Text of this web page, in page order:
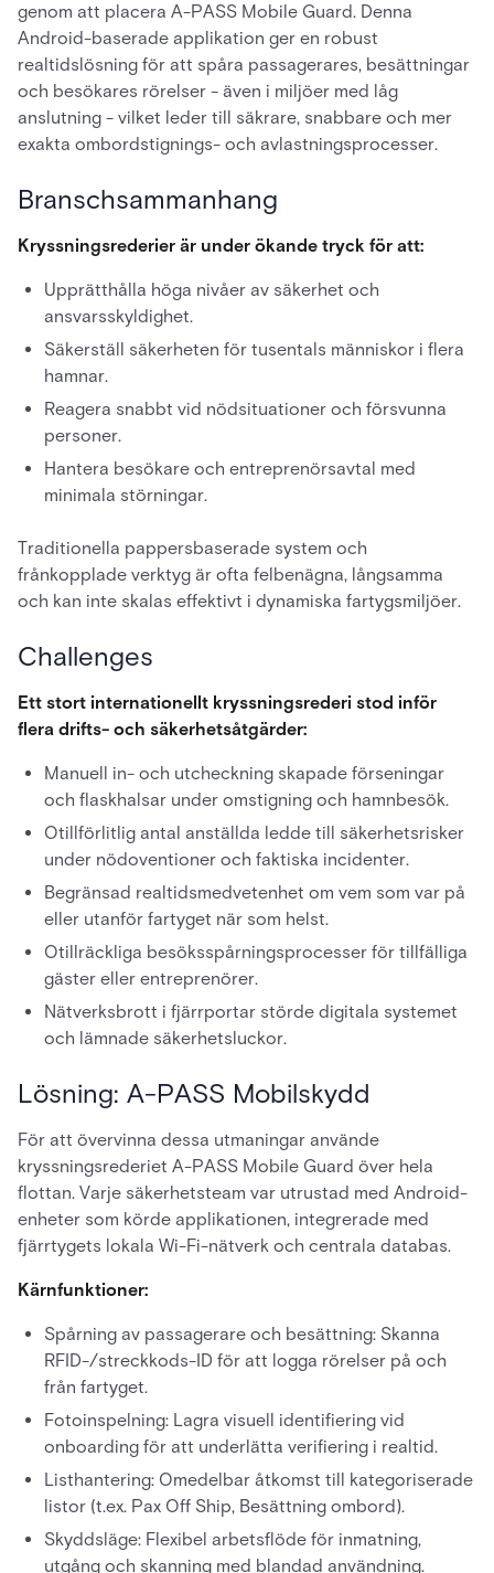
genom att placera A-PASS Mobile Guard. Denna
Android-baserade applikation ger en robust
realtidslösning för att spåra passagerares, besättningar
och besökares rörelser - även i miljöer med låg
anslutning - vilket leder till säkrare, snabbare och mer
exakta ombordstignings- och avlastningsprocesser.
Branschsammanhang
Kryssningsrederier är under ökande tryck för att:
Upprätthålla höga nivåer av säkerhet och
ansvarsskyldighet.
Säkerställ säkerheten för tusentals människor i flera
hamnar.
Reagera snabbt vid nödsituationer och försvunna
personer.
Hantera besökare och entreprenörsavtal med
minimala störningar.
Traditionella pappersbaserade system och
frånkopplade verktyg är ofta felbenägna, långsamma
och kan inte skalas effektivt i dynamiska fartygsmiljöer.
Challenges
Ett stort internationellt kryssningsrederi stod inför
flera drifts- och säkerhetsåtgärder:
Manuell in- och utcheckning skapade förseningar
och flaskhalsar under omstigning och hamnbesök.
Otillförlitlig antal anställda ledde till säkerhetsrisker
under nödoventioner och faktiska incidenter.
Begränsad realtidsmedvetenhet om vem som var på
eller utanför fartyget när som helst.
Otillräckliga besöksspårningsprocesser för tillfälliga
gäster eller entreprenörer.
Nätverksbrott i fjärrportar störde digitala systemet
och lämnade säkerhetsluckor.
Lösning: A-PASS Mobilskydd
För att övervinna dessa utmaningar använde
kryssningsrederiet A-PASS Mobile Guard över hela
flottan. Varje säkerhetsteam var utrustad med Android-
enheter som körde applikationen, integrerade med
fjärrtygets lokala Wi-Fi-nätverk och centrala databas.
Kärnfunktioner:
Spårning av passagerare och besättning: Skanna
RFID-/streckkods-ID för att logga rörelser på och
från fartyget.
Fotoinspelning: Lagra visuell identifiering vid
onboarding för att underlätta verifiering i realtid.
Listhantering: Omedelbar åtkomst till kategoriserade
listor (t.ex. Pax Off Ship, Besättning ombord).
Skyddsläge: Flexibel arbetsflöde för inmatning,
utgång och skanning med blandad användning.